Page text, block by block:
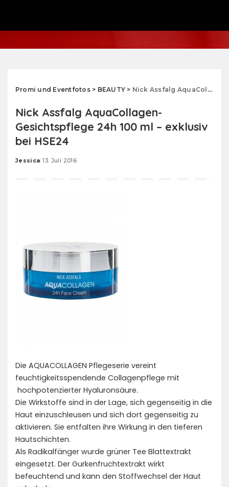
Promi und Eventfotos> BEAUTY > Nick Assfalg AquaCollagen- Gesichtspflege 24h 100 ml – exklusiv bei HSE24
Nick Assfalg AquaCollagen-
Gesichtspflege 24h 100 ml – exklusiv
bei HSE24
Posted
Jessica 13. Juli 2016
Die AQUACOLLAGEN Pflegeserie vereint
feuchtigkeitsspendende Collagenpflege mit
hochpotenzierter Hyaluronsäure.
Die Wirkstoffe sind in der Lage, sich gegenseitig in die
Haut einzuschleusen und sich dort gegenseitig zu
aktivieren. Sie entfalten ihre Wirkung in den tieferen
Hautschichten.
Als Radikalfänger wurde grüner Tee Blattextrakt
eingesetzt. Der Gurkenfruchtextrakt wirkt
befeuchtend und kann den Stoffwechsel der Haut